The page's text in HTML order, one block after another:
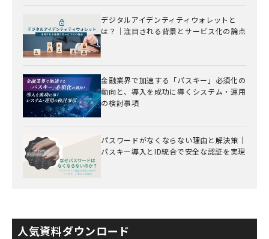
デジタルアイデンティティウォレットと
は？｜注目される背景とサービス化の論点
金融業界で加速する「パスキー」必須化の
動向と、導入を成功に導くシステム・運用
の検討事項
パスワードがなくならない理由と解決策｜
パスキー導入とID統合で安全な認証を実現
人気資料ダウンロード